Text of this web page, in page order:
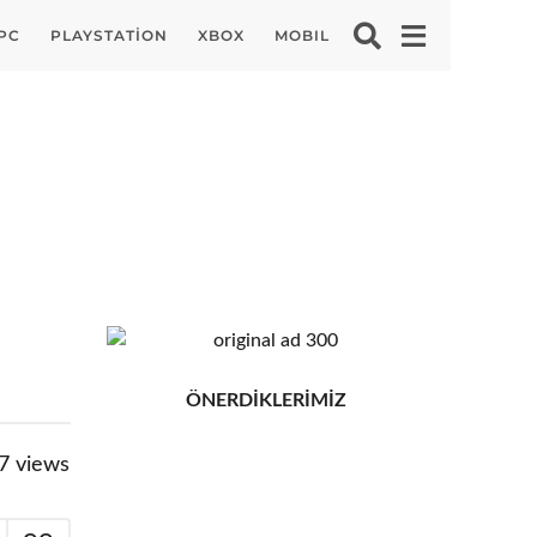
PLAYSTATION XBOX MOBIL
views
ÖNERDİKLERİMİZ